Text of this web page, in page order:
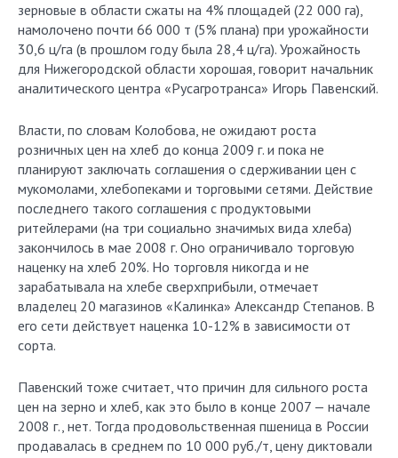
зерновые в области сжаты на 4% площадей (22 000 га),
намолочено почти 66 000 т (5% плана) при урожайности
30,6 ц/га (в прошлом году была 28,4 ц/га). Урожайность
для Нижегородской области хорошая, говорит начальник
аналитического центра «Русагротранса» Игорь Павенский.
Власти, по словам Колобова, не ожидают роста
розничных цен на хлеб до конца 2009 г. и пока не
планируют заключать соглашения о сдерживании цен с
мукомолами, хлебопеками и торговыми сетями. Действие
последнего такого соглашения с продуктовыми
ритейлерами (на три социально значимых вида хлеба)
закончилось в мае 2008 г. Оно ограничивало торговую
наценку на хлеб 20%. Но торговля никогда и не
зарабатывала на хлебе сверхприбыли, отмечает
владелец 20 магазинов «Калинка» Александр Степанов. В
его сети действует наценка 10-12% в зависимости от
сорта.
Павенский тоже считает, что причин для сильного роста
цен на зерно и хлеб, как это было в конце 2007 — начале
2008 г., нет. Тогда продовольственная пшеница в России
продавалась в среднем по 10 000 руб./т, цену диктовали